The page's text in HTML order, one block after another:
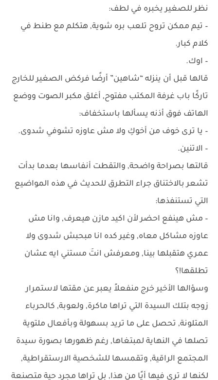
نظر للصغير يخبره في لطف:
– تيم ممكن تروح تلعب بره شوية, هتكلم مع طنط في
كلام كبار.
– اوك.
قالها قبل أن ينزله “شاهين” أرضًا فركض الصغير للخارج
تاركًا باب غرفة المكتب مفتوح, أغلق مكبر الصوت ووضع
الهاتف فوق أذنه يسألها باستخفاف:
– يا ترى خوف من أخوكِ ولا مش عاوزه تشوفي شدوى.
– الاتنين.
قالتها بصراحة واضحة, والتقطت أنفاسها بعدما بدأت
تشعر بالاختناق جراء التطرق للحديث في هذه المواضيع
التي تستنفذها:
– مش هينفع احضر لأن اكيد مازن هيعرف, وانا مش
عاوزه مشاكل معاه, وغير كده انا مبحبش شدوى ولا
عمري هتقبلها بينا, ومعرفش انتَ مستني ايه عشان
تطلقها!؟
وسؤالها الأخير خرج منفعلاً يعبر عن مقتها لاستمرار
زوجه بتلك السيدة التي تراها ماكرة, ولعوبة, كالحرباء
المتلونة, تحصل على ما تريد بسهولة وبأفعال ملتوية
تصلها في النهاية لمبتغاها, رغم ظهورها بصورة سيدة
المجتمع الراقية, وتقمسها للشخصية الارستقراطية,
لكنها لا ترى فيها أيًا من هذا, بل تراها مجرد حية متصنعة